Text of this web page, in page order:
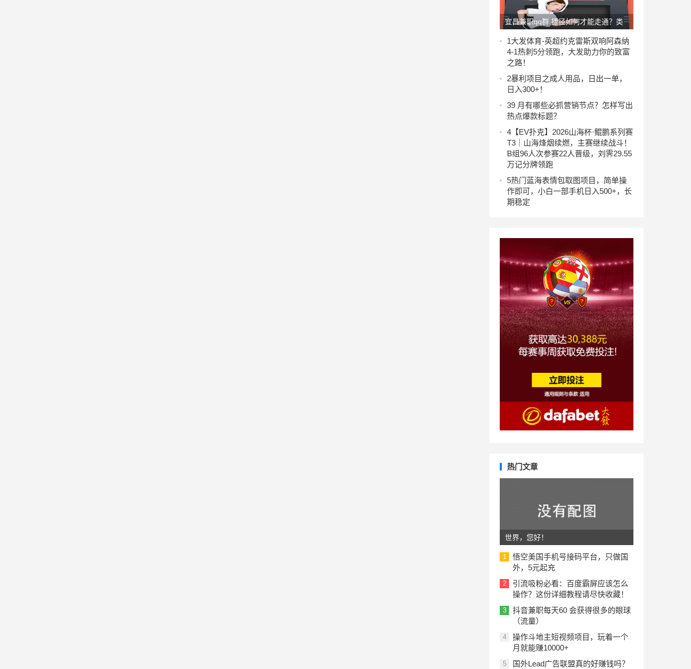
宜昌兼职qq群 捷径如何才能走通？类
比一下现实世界
1大发体育-英超约克雷斯双响阿森纳
4-1热刺5分领跑，大发助力你的致富
之路！
2暴利项目之成人用品，日出一单，
日入300+！
39 月有哪些必抓营销节点？怎样写出
热点爆款标题？
4 【EV扑克】2026山海杯·鲲鹏系列赛
T3｜山海烽烟续燃，主赛继续战斗！
B组96人次参赛22人晋级，刘霁29.55
万记分牌领跑
5热门蓝海表情包取图项目，简单操
作即可，小白一部手机日入500+，长
期稳定
热门文章
世界，您好！
1
悟空美国手机号接码平台，只做国
外，5元起充
2
引流吸粉必看：百度霸屏应该怎么
操作？这份详细教程请尽快收藏！
3
抖音兼职每天60 会获得很多的眼球
（流量）
4
操作斗地主短视频项目，玩着一个
月就能赚10000+
5
国外Lead广告联盟真的好赚钱吗？